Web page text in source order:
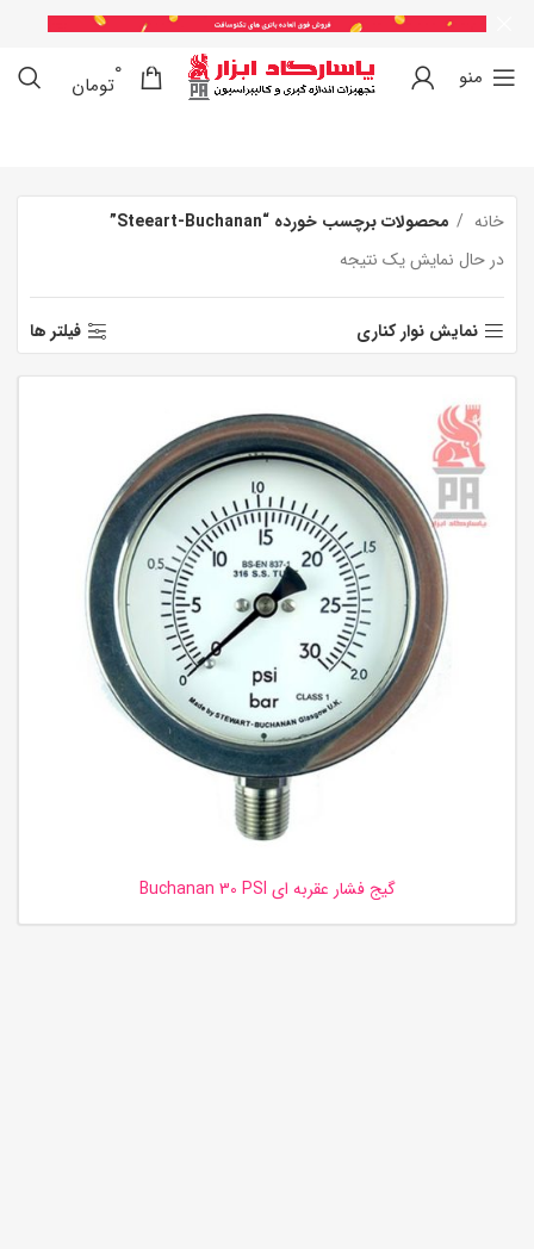
منو 0
0
تومان
خانه
محصولات برچسب خورده “Steeart-Buchanan”
در حال نمایش یک نتیجه
نمایش نوار کناری فیلتر ها
گیج فشار عقربه ای Buchanan 30 PSI